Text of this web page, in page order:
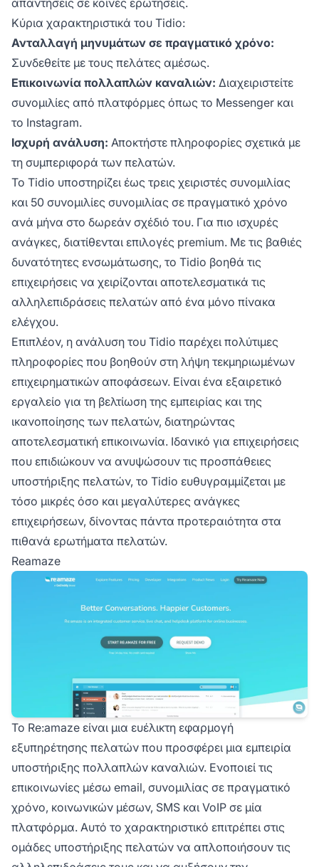
Κύρια χαρακτηριστικά του Tidio:
Ανταλλαγή μηνυμάτων σε πραγματικό χρόνο:
Συνδεθείτε με τους πελάτες αμέσως.
Επικοινωνία πολλαπλών καναλιών: Διαχειριστείτε
συνομιλίες από πλατφόρμες όπως το Messenger και
το Instagram.
Ισχυρή ανάλυση: Αποκτήστε πληροφορίες σχετικά με
τη συμπεριφορά των πελατών.
Το Tidio υποστηρίζει έως τρεις χειριστές συνομιλίας
και 50 συνομιλίες συνομιλίας σε πραγματικό χρόνο
ανά μήνα στο δωρεάν σχέδιό του. Για πιο ισχυρές
ανάγκες, διατίθενται επιλογές premium. Με τις βαθιές
δυνατότητες ενσωμάτωσης, το Tidio βοηθά τις
επιχειρήσεις να χειρίζονται αποτελεσματικά τις
αλληλεπιδράσεις πελατών από ένα μόνο πίνακα
ελέγχου.
Επιπλέον, η ανάλυση του Tidio παρέχει πολύτιμες
πληροφορίες που βοηθούν στη λήψη τεκμηριωμένων
επιχειρηματικών αποφάσεων. Είναι ένα εξαιρετικό
εργαλείο για τη βελτίωση της εμπειρίας και της
ικανοποίησης των πελατών, διατηρώντας
αποτελεσματική επικοινωνία. Ιδανικό για επιχειρήσεις
που επιδιώκουν να ανυψώσουν τις προσπάθειες
υποστήριξης πελατών, το Tidio ευθυγραμμίζεται με
τόσο μικρές όσο και μεγαλύτερες ανάγκες
επιχειρήσεων, δίνοντας πάντα προτεραιότητα στα
πιθανά ερωτήματα πελατών.
Reamaze
Το Re:amaze είναι μια ευέλικτη εφαρμογή
εξυπηρέτησης πελατών που προσφέρει μια εμπειρία
υποστήριξης πολλαπλών καναλιών. Ενοποιεί τις
επικοινωνίες μέσω email, συνομιλίας σε πραγματικό
χρόνο, κοινωνικών μέσων, SMS και VoIP σε μία
πλατφόρμα. Αυτό το χαρακτηριστικό επιτρέπει στις
ομάδες υποστήριξης πελατών να απλοποιήσουν τις